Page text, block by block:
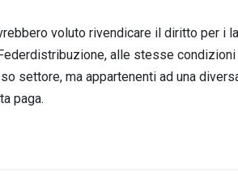
voluto rivendicare il diritto per i
alle stesse
settore, ma appartenenti ad una
paga.